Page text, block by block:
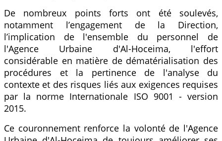
De nombreux points forts ont été soulevés,
notamment l’engagement de la Direction,
l’implication de l'ensemble du personnel de
l'Agence Urbaine d'Al-Hoceima, l'effort
considérable en matière de dématérialisation des
procédures et la pertinence de l'analyse du
contexte et des risques liés aux exigences requises
par la norme Internationale ISO 9001 - version
2015.
Ce couronnement renforce la volonté de l'Agence